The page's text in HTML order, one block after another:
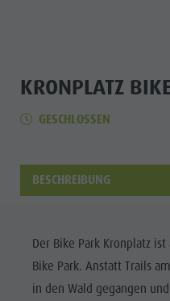
Museen
Orte & Umgebung
Alle Events
Wellness
Wochenprogramm
Themenwege
Klettern
Paragleiten
Urlaub buchen
Mobilität vor Ort
Webcams
Wetter
Bruneck Stadt
Stadtführungen
Must-sees
Trainingslager
KRONPLATZ
GESCHLOSSEN
BESCHREIBUNG
Der Bike Park Kronplatz
Bike Park. Anstatt Trails
in den Wald gegangen